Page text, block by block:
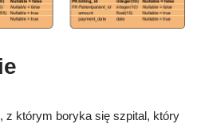
z którym boryka się szpital, który